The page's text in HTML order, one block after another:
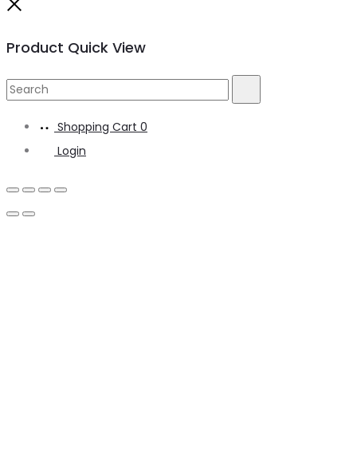
Product Quick View
Search
Shopping Cart 0
Login